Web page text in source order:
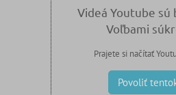
Videá Youtube sú
Voľbami
Prajete si načítať
Povoliť